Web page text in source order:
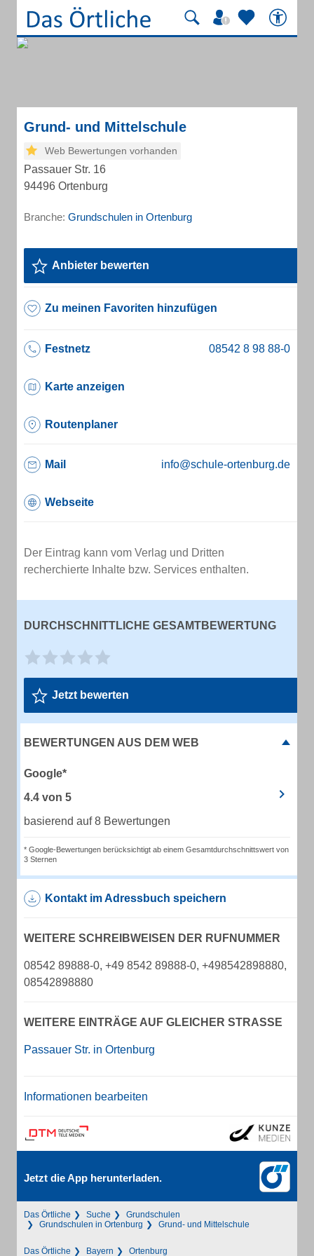
Grund- und Mittelschule
Web Bewertungen vorhanden
Passauer Str. 16
94496 Ortenburg
Branche: Grundschulen in Ortenburg
Anbieter bewerten
Zu meinen Favoriten hinzufügen
Festnetz
Karte anzeigen
Routenplaner
Mail info@schule-ortenburg.de
Webseite
Der Eintrag kann vom Verlag und Dritten
recherchierte Inhalte bzw. Services enthalten.
DURCHSCHNITTLICHE GESAMTBEWERTUNG
Jetzt bewerten
BEWERTUNGEN AUS DEM WEB
Google*
4.4 von 5
basierend auf 8 Bewertungen
* Google-Bewertungen berücksichtigt ab einem Gesamtdurchschnittswert von
3 Sternen
Kontakt im Adressbuch speichern
WEITERE SCHREIBWEISEN DER RUFNUMMER
08542 89888-0, +49 8542 89888-0, +498542898880,
08542898880
WEITERE EINTRÄGE AUF GLEICHER STRASSE
Passauer Str. in Ortenburg
Informationen bearbeiten
Jetzt die App herunterladen.
Das Örtliche Suche
Grundschulen
Grundschulen in Ortenburg
Grund- und Mittelschule
Das Örtliche Bayern Ortenburg